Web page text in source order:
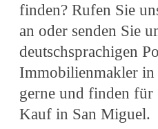
finden? Rufen Sie
an oder senden Sie
deutschsprachigen
Immobilienmakler in
gerne und finden
Kauf in San Miguel.